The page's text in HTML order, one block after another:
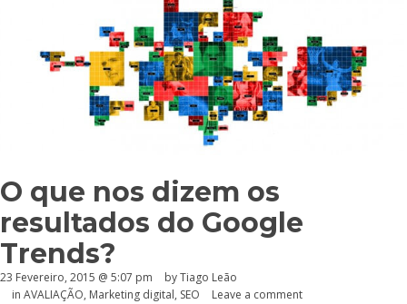
O que nos dizem os
resultados do Google
Trends?
23 Fevereiro, 2015 @ 5:07 pm
by Tiago Leão
in AVALIAÇÃO, Marketing digital, SEO Leave a comment